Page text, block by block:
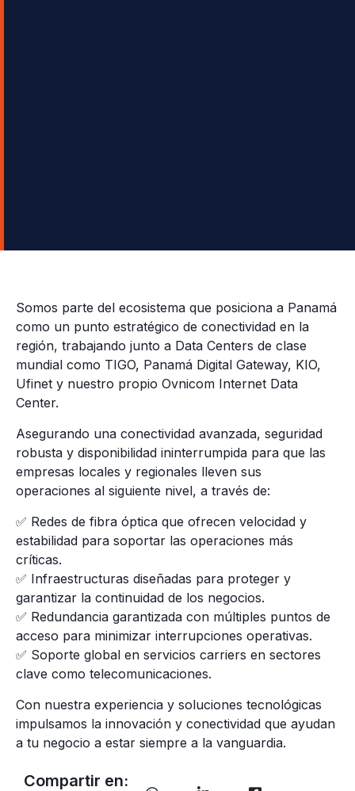
Somos parte del ecosistema que posiciona a Panamá
como un punto estratégico de conectividad en la
región, trabajando junto a Data Centers de clase
mundial como TIGO, Panamá Digital Gateway, KIO,
Ufinet y nuestro propio Ovnicom Internet Data
Center.
Asegurando una conectividad avanzada, seguridad
robusta y disponibilidad ininterrumpida para que las
empresas locales y regionales lleven sus
operaciones al siguiente nivel, a través de:
✅ Redes de fibra óptica que ofrecen velocidad y
estabilidad para soportar las operaciones más
críticas.
✅ Infraestructuras diseñadas para proteger y
garantizar la continuidad de los negocios.
✅ Redundancia garantizada con múltiples puntos de
acceso para minimizar interrupciones operativas.
✅ Soporte global en servicios carriers en sectores
clave como telecomunicaciones.
Con nuestra experiencia y soluciones tecnológicas
impulsamos la innovación y conectividad que ayudan
a tu negocio a estar siempre a la vanguardia.
Compartir en: